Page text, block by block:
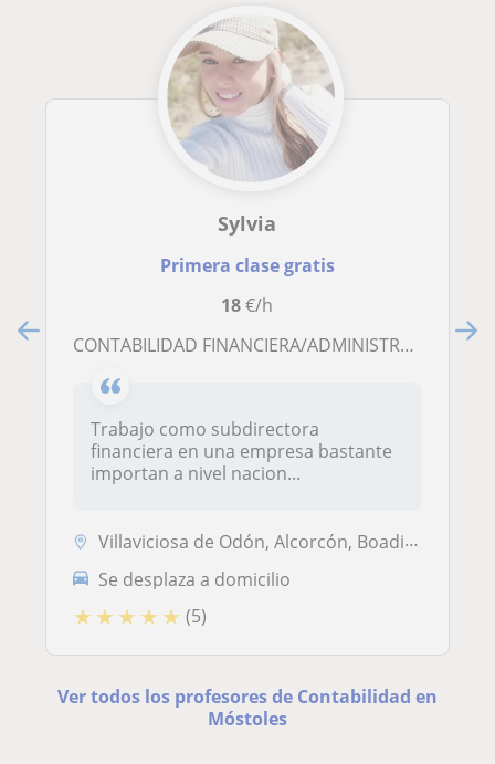
Sylvia
Primera clase gratis
18€/h
CONTABILIDAD FINANCIERA/ADMINISTRACIÓN/CIERRES/IMPUESTOS
Trabajo como subdirectora
financiera en una empresa bastante
importan a nivel nacion...
Villaviciosa de Odón, Alcorcón, Boadilla del Monte, Móstoles, Majadaho...
Se desplaza a domicilio
★ ★ ★ ★ ★ (5)
Ver todos los profesores de Contabilidad en
Móstoles